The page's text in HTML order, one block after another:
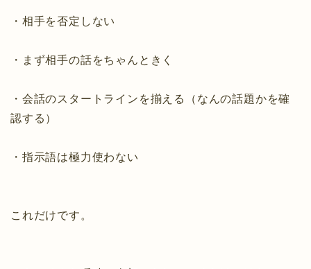
・相手を否定しない
・まず相手の話をちゃんときく
・会話のスタートラインを揃える（なんの話題かを確
認する）
・指示語は極力使わない
これだけです。